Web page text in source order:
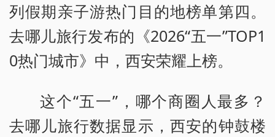
列假期亲子游热门目的地榜单第四。
去哪儿旅行发布的《2026“五一”TOP1
0热门城市》中，西安荣耀上榜。
这个“五一”，哪个商圈人最多？
去哪儿旅行数据显示，西安的钟鼓楼